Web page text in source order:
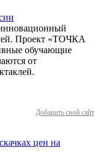
Проект «ТОЧКА
обучающие
от
Добавить свой сайт